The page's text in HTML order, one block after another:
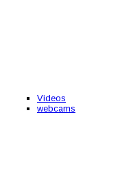
Videos
webcams